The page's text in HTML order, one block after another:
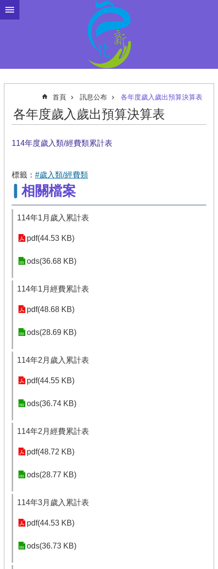
跳到主要內容區塊
首頁 訊息公布 各年度歲入歲出預算決算表
各年度歲入歲出預算決算表
114年度歲入類/經費類累計表
標籤： #歲入類/經費類
相關檔案
114年1月歲入累計表
pdf(44.53 KB)
ods(36.68 KB)
114年1月經費累計表
pdf(48.68 KB)
ods(28.69 KB)
114年2月歲入累計表
pdf(44.55 KB)
ods(36.74 KB)
114年2月經費累計表
pdf(48.72 KB)
ods(28.77 KB)
114年3月歲入累計表
pdf(44.53 KB)
ods(36.73 KB)